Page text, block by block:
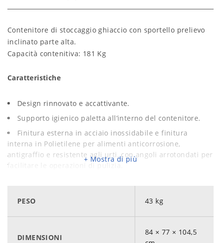
Contenitore di stoccaggio ghiaccio con sportello prelievo
inclinato parte alta.
Capacità contenitiva: 181 Kg
Caratteristiche
Design rinnovato e accattivante.
Supporto igienico paletta all’interno del contenitore.
Finitura esterna in acciaio inossidabile e finitura
interna in Polietilene per alimenti anticorrosione,
antigraffio e resistente agli urti, con angoli arrotondati per
facilitare le operazioni di pulizia.
Guarnizioni dello sportello facilmente sostituibili.
Mostra di più
PESO 43 kg
DIMENSIONI
84 × 77 × 104,5